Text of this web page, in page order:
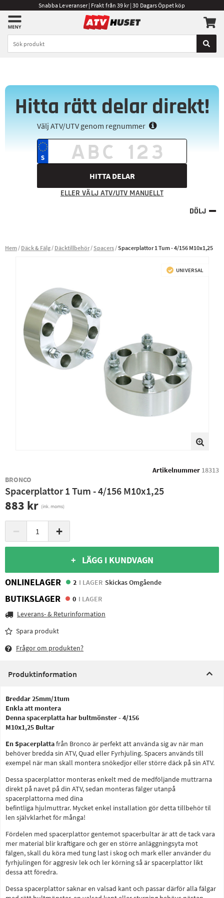
Snabba Leveranser | Frakt från 39 kr | 30 Dagars Öppet köp
Hitta rätt delar direkt!
Välj ATV/UTV genom regnummer
HITTA DELAR
ELLER VÄLJ ATV/UTV MANUELLT
DÖLJ
Hem Däck & Fälg Däcktillbehör Spacers Spacerplattor 1 Tum - 4/156 M10x1,25
UNIVERSAL
Artikelnummer 18313
BRONCO
Spacerplattor 1 Tum - 4/156 M10x1,25
883 kr (ink. moms)
− +
+ LÄGG I KUNDVAGN
ONLINELAGER
2 I LAGER Skickas Omgående
BUTIKSLAGER 0 I LAGER
Leverans- & Returinformation
Spara produkt
Frågor om produkten?
Produktinformation
Breddar 25mm/1tum
Enkla att montera
Denna spacerplatta har bultmönster - 4/156
M10x1,25 Bultar
En Spacerplattafrån Bronco är perfekt att använda sig av när man
behöver bredda sin ATV, Quad eller Fyrhjuling. Spacers används till
exempel när man skall montera snökedjor eller större däck på sin ATV.
Dessa spacerplattor monteras enkelt med de medföljande muttrarna
direkt på navet på din ATV, sedan monteras fälger utanpå
spacerplattorna med dina
befintliga hjulmuttrar. Mycket enkel installation gör detta tillbehör til
len självklarhet för många!
Fördelen med spacerplattor gentemot spacerbultar är att de tack vara
mer material blir kraftigare och ger en större anläggningsyta mot
fälgen, skall du köra med tung last i skog och mark eller använder du
fyrhjulingen för aggresiv lek och ler körning så är spacerplattor likt
dessa att föredra.
Dessa spacerplattor saknar en valsad kant och passar därför alla fälgar